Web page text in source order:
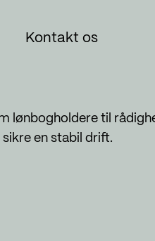
ESG
Kontakt os
lønbogholdere til
en stabil drift.